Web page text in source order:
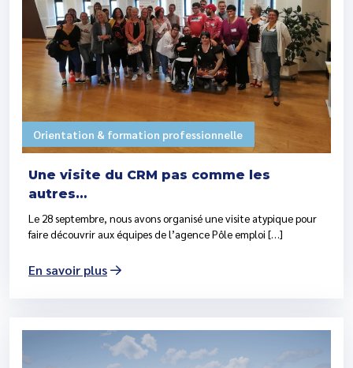
Orientation & formation professionnelle
Une visite du CRM pas comme les
autres…
Le 28 septembre, nous avons organisé une visite atypique pour
faire découvrir aux équipes de l’agence Pôle emploi […]
En savoir plus